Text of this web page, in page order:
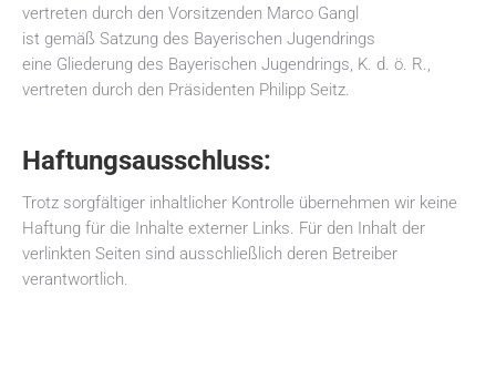
vertreten durch den Vorsitzenden Marco Gangl
ist gemäß Satzung des Bayerischen Jugendrings
eine Gliederung des Bayerischen Jugendrings, K. d. ö. R.,
vertreten durch den Präsidenten Philipp Seitz.
Haftungsausschluss:
Trotz sorgfältiger inhaltlicher Kontrolle übernehmen wir keine
Haftung für die Inhalte externer Links. Für den Inhalt der
verlinkten Seiten sind ausschließlich deren Betreiber
verantwortlich.